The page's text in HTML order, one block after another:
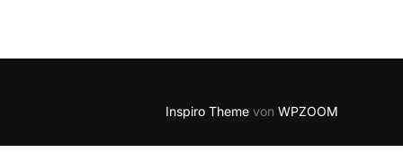
Inspiro Theme von WPZOOM